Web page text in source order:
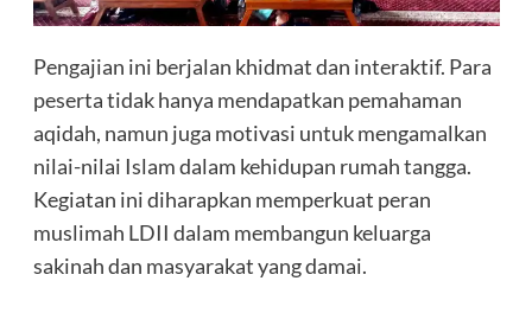
Pengajian ini berjalan khidmat dan interaktif. Para
peserta tidak hanya mendapatkan pemahaman
aqidah, namun juga motivasi untuk mengamalkan
nilai-nilai Islam dalam kehidupan rumah tangga.
Kegiatan ini diharapkan memperkuat peran
muslimah LDII dalam membangun keluarga
sakinah dan masyarakat yang damai.